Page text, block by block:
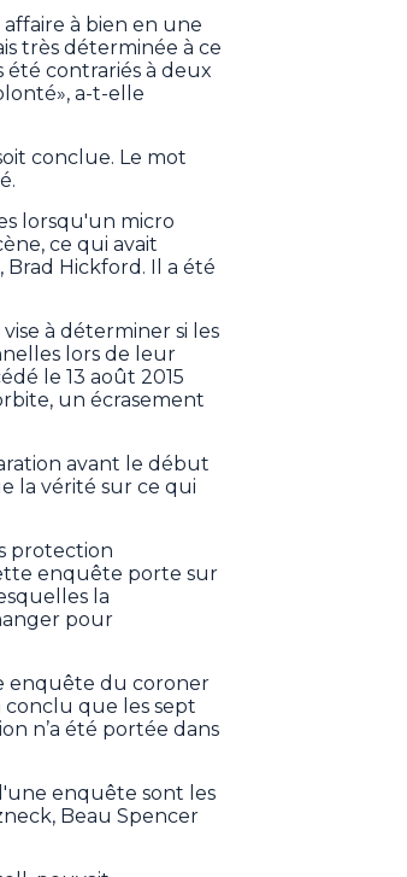
à bien en une
très déterminée à ce
été contrariés à deux
a-t-elle
conclue. Le mot
lorsqu'un micro
ce qui avait
Hickford. Il a été
à déterminer si les
lors de leur
le 13 août 2015
un écrasement
avant le début
la vérité sur ce qui
protection
enquête porte sur
la
pour
enquête du coroner
conclu que les sept
n’a été portée dans
enquête sont les
Beau Spencer